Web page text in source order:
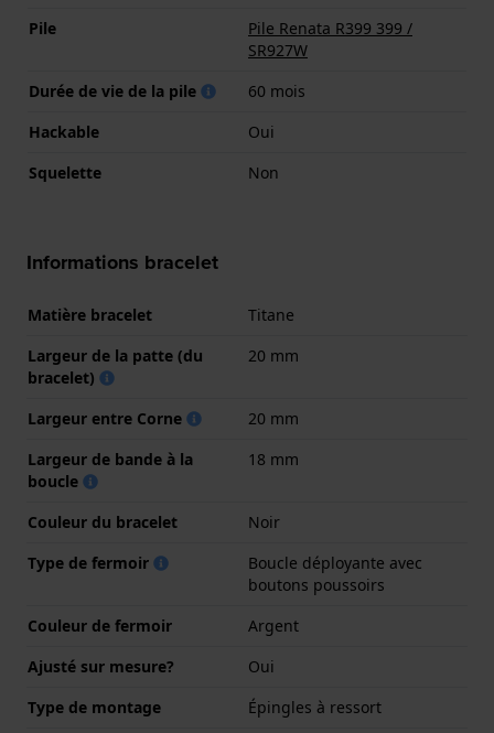
Pile
Pile Renata R399 399 /
SR927W
Durée de vie de la pile
60 mois
Hackable
Oui
Squelette
Non
Informations bracelet
Matière bracelet
Titane
Largeur de la patte (du
bracelet)
20 mm
Largeur entre Corne
20 mm
Largeur de bande à la
boucle
18 mm
Couleur du bracelet
Noir
Type de fermoir
Boucle déployante avec
boutons poussoirs
Couleur de fermoir
Argent
Ajusté sur mesure?
Oui
Type de montage
Épingles à ressort